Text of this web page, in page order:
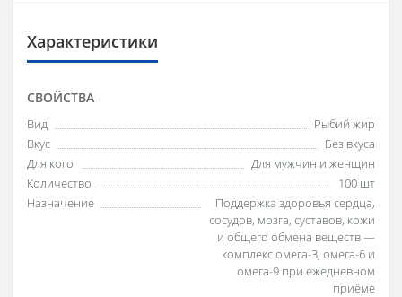
Характеристики
СВОЙСТВА
Вид
Рыбий жир
Вкус
Без вкуса
Для кого
Для мужчин и женщин
Количество
100 шт
Назначение
Поддержка здоровья сердца,
сосудов, мозга, суставов, кожи
и общего обмена веществ —
комплекс омега-3, омега-6 и
омега-9 при ежедневном
приёме